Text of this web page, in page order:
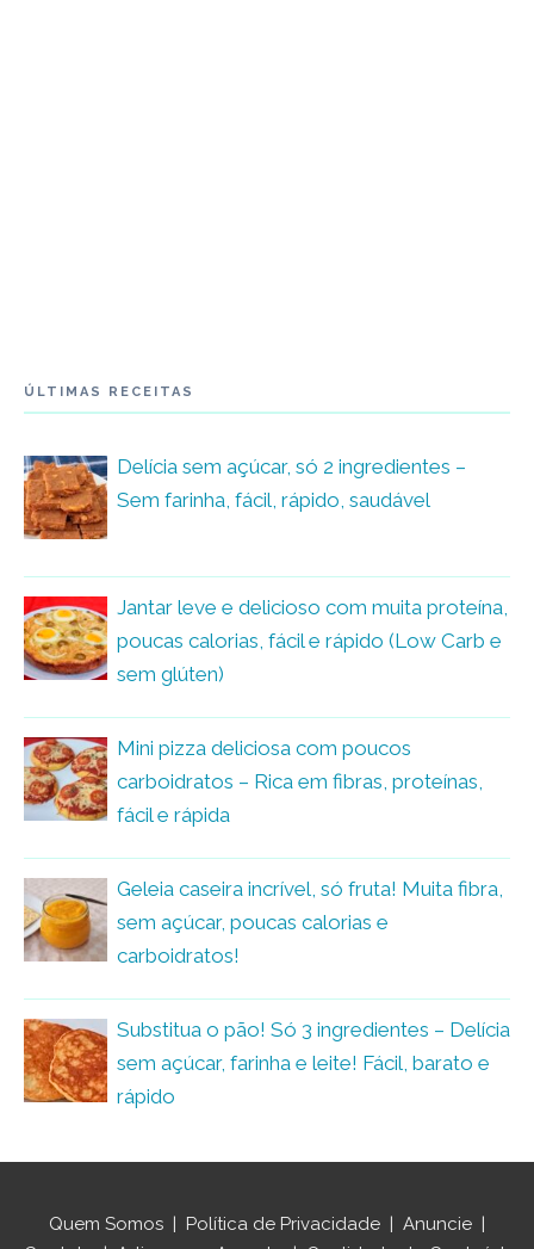
ÚLTIMAS RECEITAS
Delícia sem açúcar, só 2 ingredientes –
Sem farinha, fácil, rápido, saudável
Jantar leve e delicioso com muita proteína,
poucas calorias, fácil e rápido (Low Carb e
sem glúten)
Mini pizza deliciosa com poucos
carboidratos – Rica em fibras, proteínas,
fácil e rápida
Geleia caseira incrível, só fruta! Muita fibra,
sem açúcar, poucas calorias e
carboidratos!
Substitua o pão! Só 3 ingredientes – Delícia
sem açúcar, farinha e leite! Fácil, barato e
rápido
Quem Somos | Política de Privacidade | Anuncie |